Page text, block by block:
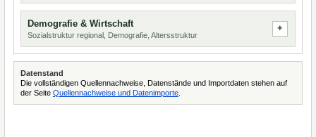
Demografie & Wirtschaft
Sozialstruktur regional, Demografie, Altersstruktur
Datenstand
Die vollständigen Quellennachweise, Datenstände und Importdaten stehen auf
der Seite Quellennachweise und Datenimporte